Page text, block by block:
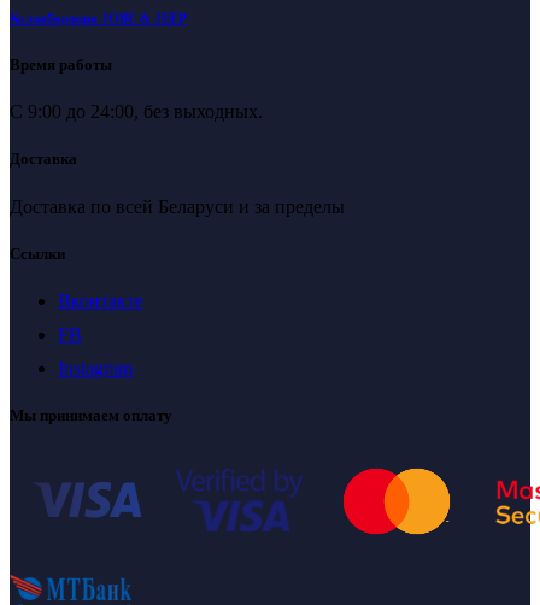
Коллаборация JOBE & JEEP
Время работы
С 9:00 до 24:00, без выходных.
Доставка
Доставка по всей Беларуси и за пределы
Ссылки
Вконтакте
FB
Instagram
Мы принимаем оплату